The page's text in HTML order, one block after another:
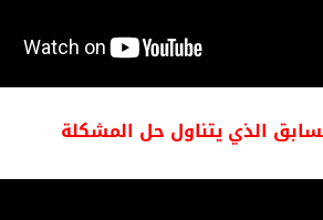
الذي يتناول حل المشكلة